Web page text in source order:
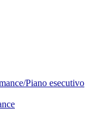
Piano esecutivo